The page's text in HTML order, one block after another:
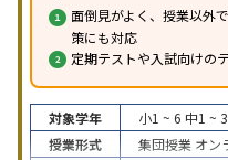
面倒見がよく、授業以外
策にも対応
定期テストや入試向けの
対象学年 小1 ~ 6 中1 ~ 3
授業形式
集団授業 オン